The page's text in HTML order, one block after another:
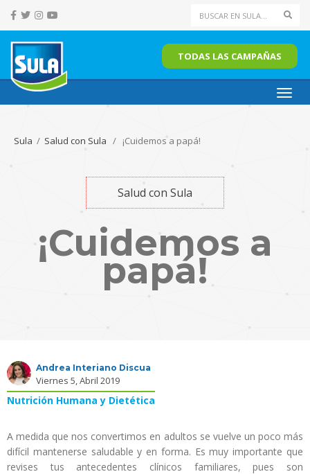
TODAS LAS CAMPAÑAS
Sula / Salud con Sula / ¡Cuidemos a papá!
Salud con Sula
¡Cuidemos a
papá!
Andrea Interiano Discua
Viernes 5, Abril 2019
Nutrición Humana y Dietética
A medida que nos convertimos en adultos se vuelve un poco más
difícil mantenerse saludable y en forma. Es muy importante que
revises tus antecedentes clínicos familiares, pues son